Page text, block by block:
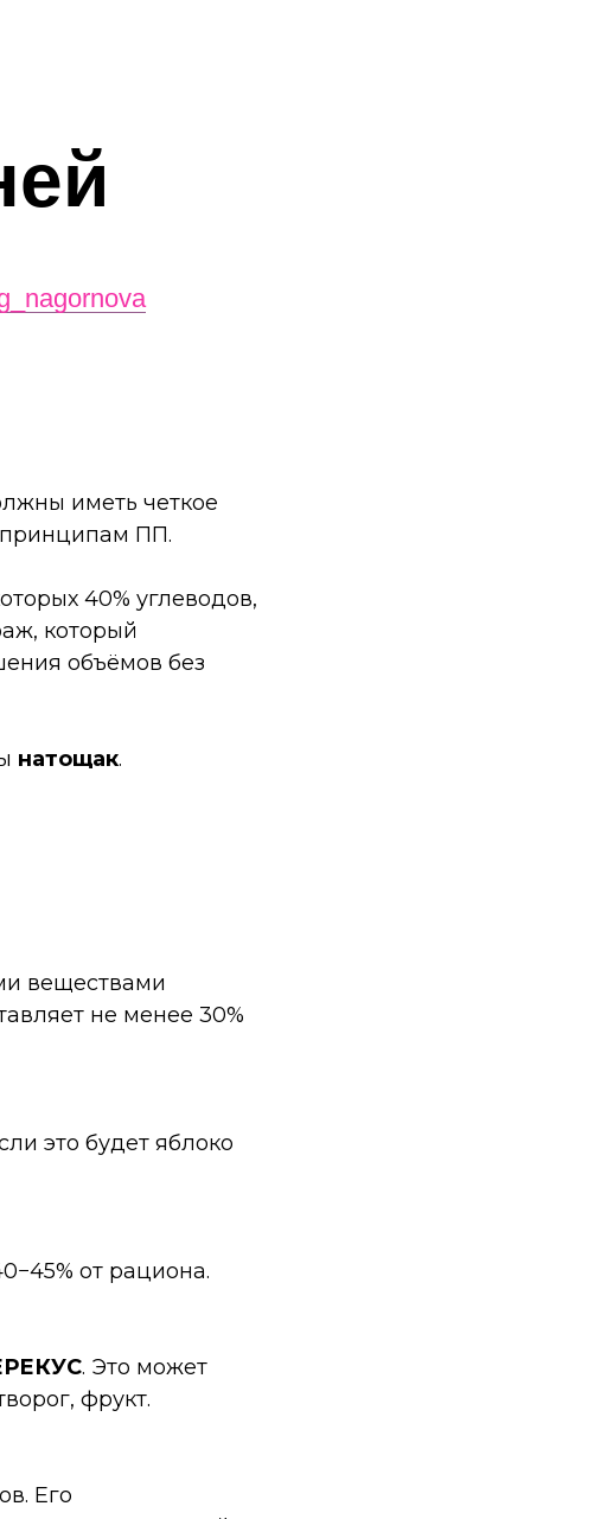
иметь четкое
принципам ПП.
40% углеводов,
который
объёмов без
натощак.
веществами
не менее 30%
это будет яблоко
от рациона.
. Это может
фрукт.
Его